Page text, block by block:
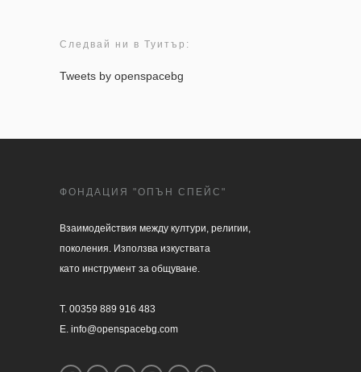
Следвай ни в Туитър:
Tweets by openspacebg
ФОНДАЦИЯ "ОПЪН СПЕЙС"
Взаимодействия между култури, религии,
поколения. Използва изкуствата
като инструмент за общуване.
T. 00359 889 916 483
E. info@openspacebg.com